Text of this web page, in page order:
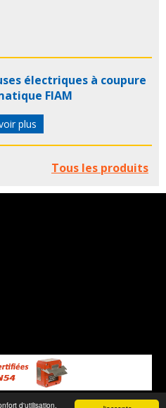
d'utilisation.
électriques à coupure
FIAM
plus
Tous les produits